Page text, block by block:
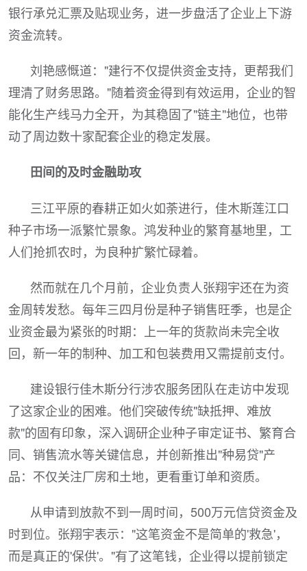
银行承兑汇票及贴现业务，进一步盘活了企业上下游
资金流转。
刘艳感慨道："建行不仅提供资金支持，更帮我们
理清了财务思路。"随着资金得到有效运用，企业的智
能化生产线马力全开，为其稳固了"链主"地位，也带
动了周边数十家配套企业的稳定发展。
田间的及时金融助攻
三江平原的春耕正如火如荼进行，佳木斯莲江口
种子市场一派繁忙景象。鸿发种业的繁育基地里，工
人们抢抓农时，为良种扩繁忙碌着。
然而就在几个月前，企业负责人张翔宇还在为资
金周转发愁。每年三四月份是种子销售旺季，也是企
业资金最为紧张的时期：上一年的货款尚未完全收
回，新一年的制种、加工和包装费用又需提前支付。
建设银行佳木斯分行涉农服务团队在走访中发现
了这家企业的困难。他们突破传统"缺抵押、难放
款"的固有印象，深入调研企业种子审定证书、繁育合
同、销售流水等关键信息，并创新推出"种易贷"产
品：不仅关注厂房和土地，更看重订单和资质。
从申请到放款不到一周时间，500万元信贷资金及
时到位。张翔宇表示："这笔资金不是简单的'救急'，
而是真正的'保供'。"有了这笔钱，企业得以提前锁定